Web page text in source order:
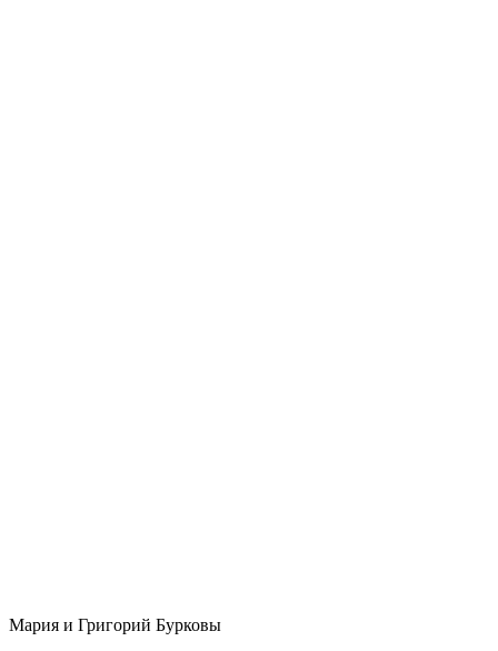
Мария и Григорий Бурковы